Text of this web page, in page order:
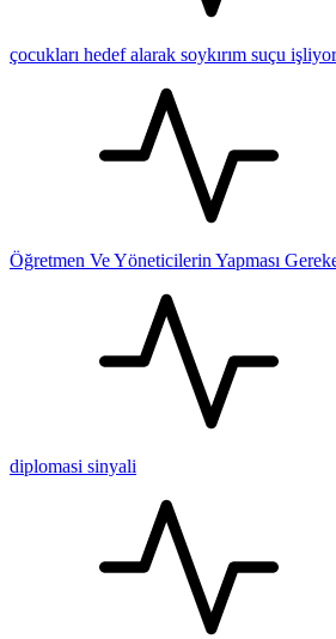
çocukları hedef alarak soykırım suçu
Öğretmen Ve Yöneticilerin Yapması
diplomasi sinyali